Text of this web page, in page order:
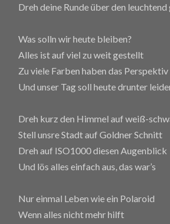
Dreh deine Runde über den
Was solln wir heute bleiben?
Alles ist auf viel zu weit gestellt
Zu viele Farben haben das
Und unser Tag soll heute drunter
Dreh kurz den Himmel auf weiß-
Stell unsre Stadt auf Goldner Schnitt
Dreh auf ISO1000 diesen Augenblick
Und lös alles einfach aus, das war’s
Nur einmal Leben wie ein Polaroid
Wenn alles nicht mehr hilft